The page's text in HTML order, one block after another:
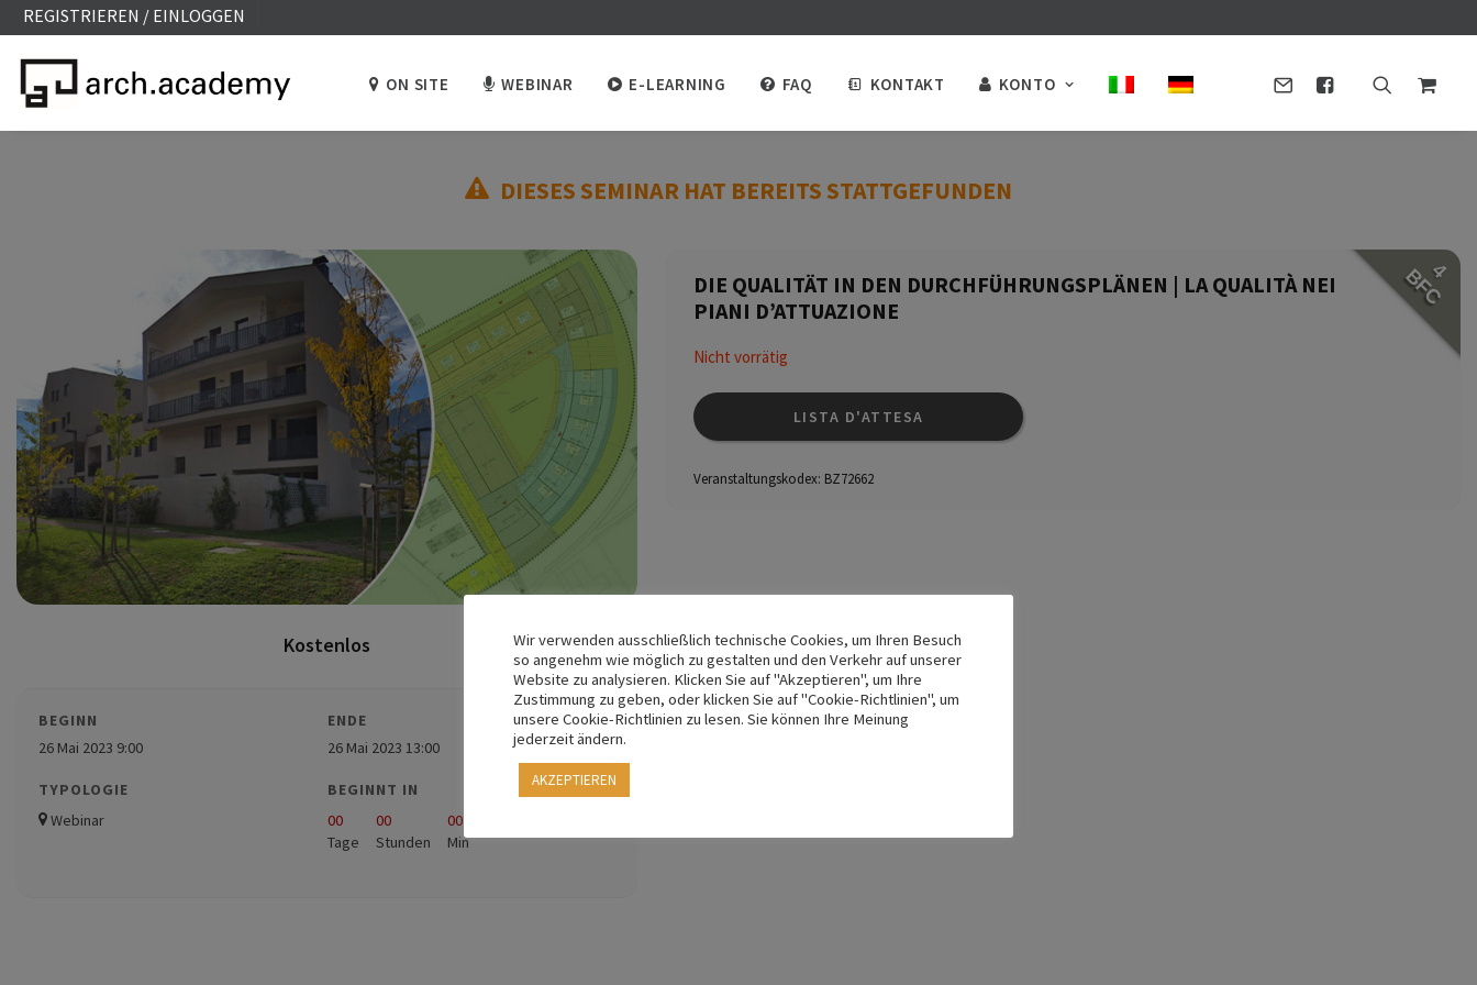
REGISTRIEREN / EINLOGGEN
ON SITE WEBINAR E-LEARNING FAQ KONTAKT KONTO
DIESES SEMINAR HAT BEREITS STATTGEFUNDEN
4
BFC
Kostenlos
BEGINN
26 Mai 2023 9:00
ENDE
26 Mai 2023 13:00
TYPOLOGIE
Webinar
BEGINNT IN
00
Tage
00
Stunden
00
Min
DIE QUALITÄT IN DEN DURCHFÜHRUNGSPLÄNEN | LA QUALITÀ NEI
PIANI D’ATTUAZIONE
Nicht vorrätig
LISTA D'ATTESA
Veranstaltungskodex: BZ72662
Wir verwenden ausschließlich technische Cookies, um Ihren Besuch
so angenehm wie möglich zu gestalten und den Verkehr auf unserer
Website zu analysieren. Klicken Sie auf "Akzeptieren", um Ihre
Zustimmung zu geben, oder klicken Sie auf "Cookie-Richtlinien", um
unsere Cookie-Richtlinien zu lesen. Sie können Ihre Meinung
jederzeit ändern.
AKZEPTIEREN